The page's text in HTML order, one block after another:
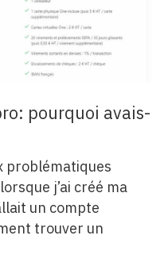
pourquoi avais-
problématiques
j’ai créé ma
un compte
trouver un